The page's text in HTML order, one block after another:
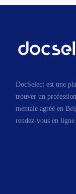
DocSelect est une
trouver un
mentale agréé en
rendez-vous en ligne.